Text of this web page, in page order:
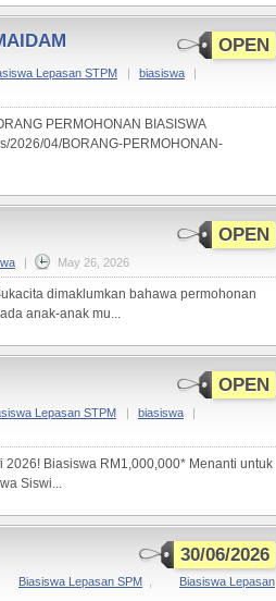
OPEN
Lepasan STPM | biasiswa
|
PERMOHONAN BIASISWA
2026/04/BORANG-PERMOHONAN-
OPEN
| May 26, 2026
dimaklumkan bahawa permohonan
anak-anak mu...
OPEN
Lepasan STPM | biasiswa
|
Biasiswa RM1,000,000* Menanti untuk
Siswi...
30/06/2026
Biasiswa Lepasan SPM
Biasiswa Lepasan